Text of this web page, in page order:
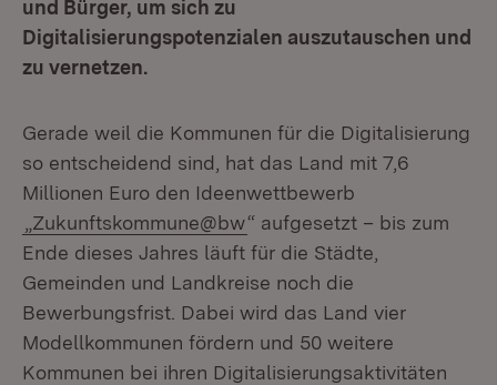
und Bürger, um sich zu
Digitalisierungspotenzialen auszutauschen und
zu vernetzen.
Gerade weil die Kommunen für die Digitalisierung
so entscheidend sind, hat das Land mit 7,6
Millionen Euro den Ideenwettbewerb
„Zukunftskommune@bw“ aufgesetzt – bis zum
Ende dieses Jahres läuft für die Städte,
Gemeinden und Landkreise noch die
Bewerbungsfrist. Dabei wird das Land vier
Modellkommunen fördern und 50 weitere
Kommunen bei ihren Digitalisierungsaktivitäten